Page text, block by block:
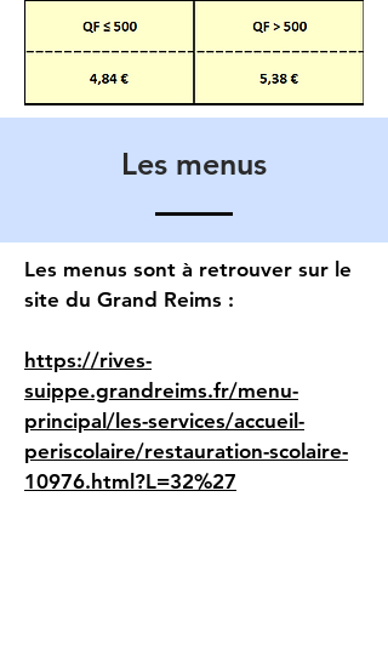
Les menus
Les menus sont à retrouver sur le
site du Grand Reims :
https://rives-
suippe.grandreims.fr/menu-
principal/les-services/accueil-
periscolaire/restauration-scolaire-
10976.html?L=32%27